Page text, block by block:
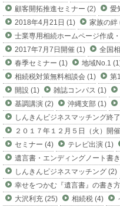
顧客開拓推進セミナー (2)
愛
2018年4月21日 (1)
家族の絆
士業専用相続ホームページ作成
2017年7月7日開催 (1)
全国
春季セミナー (1)
地域No.1
相続税対策無料相談会 (1)
第
開設 (1)
雑誌コンパス (1)
基調講演 (2)
沖縄支部 (1)
しんきんビジネスマッチング終
２０１７年１２月５日（火）開
セミナー (4)
テレビ出演 (1)
遺言書・エンディングノート書
しんきんビジネスマッチング (2)
幸せをつかむ『遺言書』の書き
大沢利充 (25)
相続税 (4)